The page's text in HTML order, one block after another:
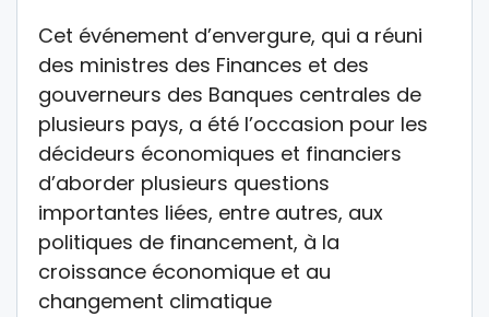
Cet événement d’envergure, qui a réuni
des ministres des Finances et des
gouverneurs des Banques centrales de
plusieurs pays, a été l’occasion pour les
décideurs économiques et financiers
d’aborder plusieurs questions
importantes liées, entre autres, aux
politiques de financement, à la
croissance économique et au
changement climatique